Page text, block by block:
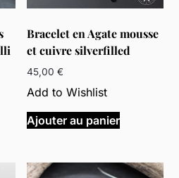
Bracelet en Agate mousse
et cuivre silverfilled
45,00€
Add to Wishlist
Ajouter au panier